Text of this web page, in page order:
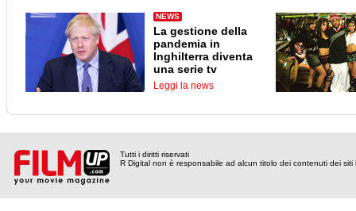
NEWS
La gestione della
pandemia in
Inghilterra diventa
una serie tv
Leggi la news
Tutti i diritti riservati
R Digital non è responsabile ad alcun titolo dei contenuti dei siti